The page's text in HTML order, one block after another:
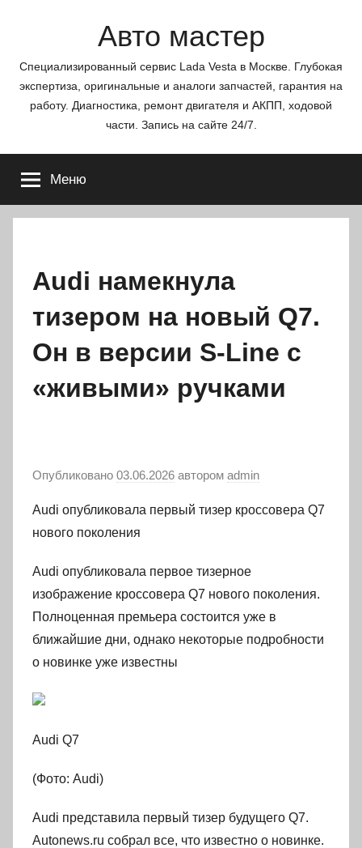
Авто мастер
Специализированный сервис Lada Vesta в Москве. Глубокая
экспертиза, оригинальные и аналоги запчастей, гарантия на
работу. Диагностика, ремонт двигателя и АКПП, ходовой
части. Запись на сайте 24/7.
Меню
Audi намекнула
тизером на новый Q7.
Он в версии S-Line с
«живыми» ручками
Опубликовано 03.06.2026 автором admin
Audi опубликовала первый тизер кроссовера Q7
нового поколения
Audi опубликовала первое тизерное
изображение кроссовера Q7 нового поколения.
Полноценная премьера состоится уже в
ближайшие дни, однако некоторые подробности
о новинке уже известны
Audi Q7
(Фото: Audi)
Audi представила первый тизер будущего Q7.
Autonews.ru собрал все, что известно о новинке.